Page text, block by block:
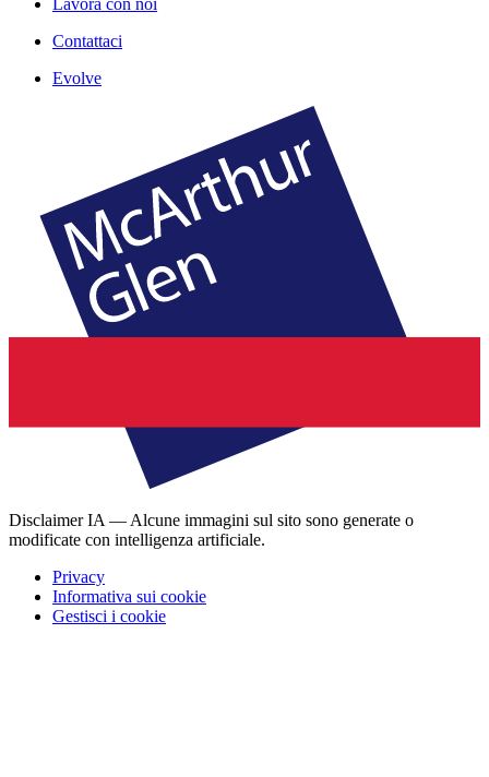
Contattaci
Evolve
Disclaimer IA — Alcune immagini sul sito sono generate o
modificate con intelligenza artificiale.
Privacy
Informativa sui cookie
Gestisci i cookie